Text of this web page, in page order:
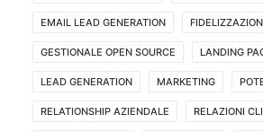
EMAIL LEAD GENERATION
GESTIONALE OPEN SOURCE LANDING
LEAD GENERATION MARKETING
RELATIONSHIP AZIENDALE RELAZIONI